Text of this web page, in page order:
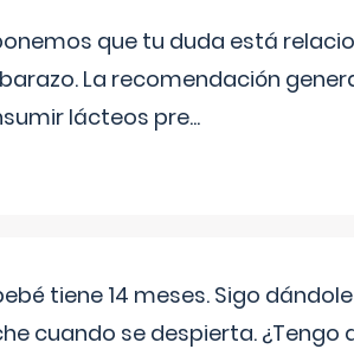
que tu duda está
La recomendación
lácteos pre...
tiene 14 meses. Sigo
cuando se despierta.